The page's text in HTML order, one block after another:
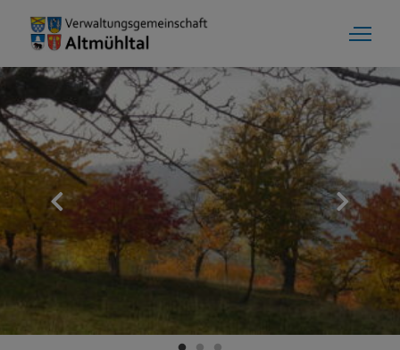
Aktuelles
Verwaltungsgemeinschaft
Gemeinde Alesheim